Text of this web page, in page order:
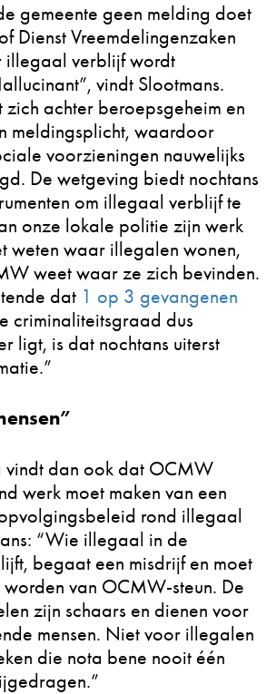
gemeente geen melding doet
Dienst Vreemdelingenzaken
illegaal verblijf wordt
vindt Slootmans.
zich achter beroepsgeheim en
meldingsplicht, waardoor
voorzieningen nauwelijks
De wetgeving biedt nochtans
om illegaal verblijf te
onze lokale politie zijn werk
weten waar illegalen wonen,
weet waar ze zich bevinden.
dat 1 op 3 gevangenen
criminaliteitsgraad dus
ligt, is dat nochtans uiterst
vindt dan ook dat OCMW
werk moet maken van een
rond illegaal
“Wie illegaal in de
begaat een misdrijf en moet
worden van OCMW-steun. De
zijn schaars en dienen voor
mensen. Niet voor illegalen
die nota bene nooit één